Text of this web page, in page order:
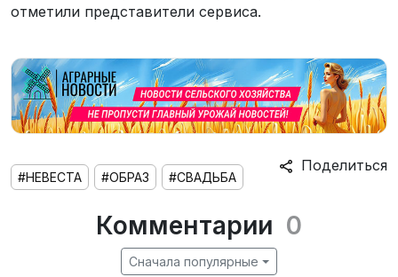
отметили представители сервиса.
Поделиться
#НЕВЕСТА #ОБРАЗ #СВАДЬБА
Комментарии 0
Сначала популярные